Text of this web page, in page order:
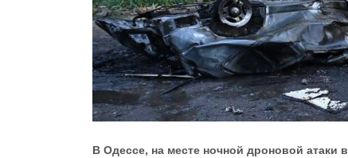
В Одессе, на месте ночной дроновой атаки